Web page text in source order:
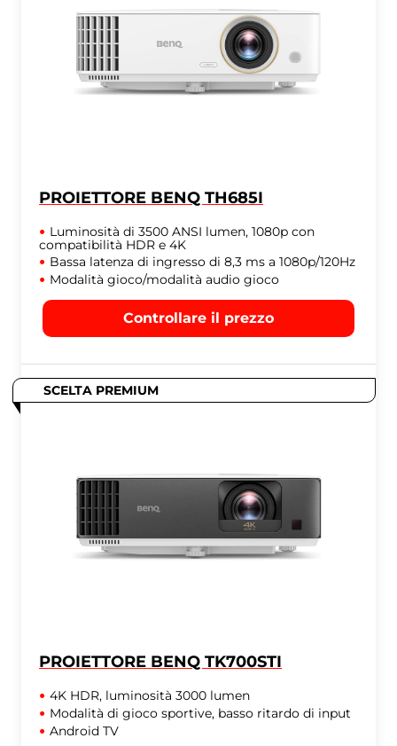
PROIETTORE BENQ TH685I
Luminosità di 3500 ANSI lumen, 1080p con
compatibilità HDR e 4K
Bassa latenza di ingresso di 8,3 ms a 1080p/120Hz
Modalità gioco/modalità audio gioco
Controllare il prezzo
SCELTA PREMIUM
PROIETTORE BENQ TK700STI
4K HDR, luminosità 3000 lumen
Modalità di gioco sportive, basso ritardo di input
Android TV